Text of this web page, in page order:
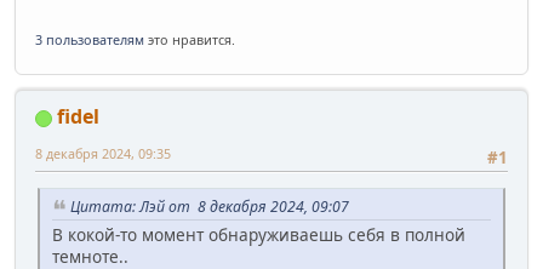
3 пользователям это нравится.
fidel
#1
8 декабря 2024, 09:35
Цитата: Лэй от 8 декабря 2024, 09:07
В кокой-то момент обнаруживаешь себя в полной
темноте..